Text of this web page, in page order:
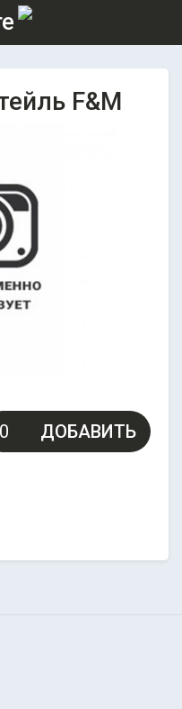
F&M
ДОБАВИТЬ